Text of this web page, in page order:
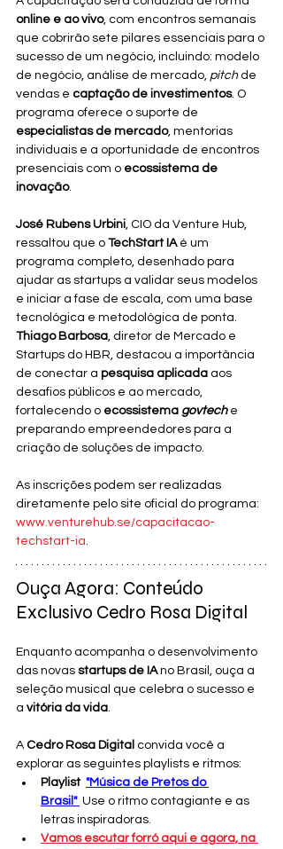
online e ao vivo, com encontros semanais
que cobrirão sete pilares essenciais para o
sucesso de um negócio, incluindo: modelo
de negócio, análise de mercado, pitch de
vendas e captação de investimentos. O
programa oferece o suporte de
especialistas de mercado, mentorias
individuais e a oportunidade de encontros
presenciais com o ecossistema de
inovação.
José Rubens Urbini, CIO da Venture Hub,
ressaltou que o TechStart IA é um
programa completo, desenhado para
ajudar as startups a validar seus modelos
e iniciar a fase de escala, com uma base
tecnológica e metodológica de ponta.
Thiago Barbosa, diretor de Mercado e
Startups do HBR, destacou a importância
de conectar a pesquisa aplicada aos
desafios públicos e ao mercado,
fortalecendo o ecossistema govtech e
preparando empreendedores para a
criação de soluções de impacto.
As inscrições podem ser realizadas
diretamente pelo site oficial do programa:
www.venturehub.se/capacitacao-
techstart-ia.
Ouça Agora: Conteúdo
Exclusivo Cedro Rosa Digital
Enquanto acompanha o desenvolvimento
das novas startups de IA no Brasil, ouça a
seleção musical que celebra o sucesso e
a vitória da vida.
A Cedro Rosa Digital convida você a
explorar as seguintes playlists e ritmos:
Playlist "Música de Pretos do
Brasil" Use o ritmo contagiante e as
letras inspiradoras.
Vamos escutar forró aqui e agora, na